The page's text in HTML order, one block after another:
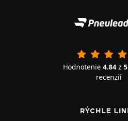
Hodnotenie 4.84z 5
recenzií
RÝCHLE